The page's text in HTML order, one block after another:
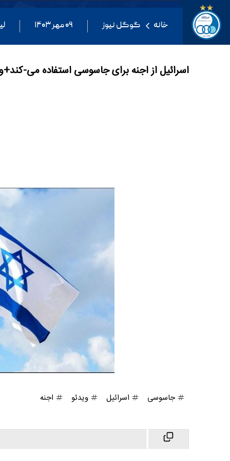
خانه گوگل نیوز ۰۹ مهر ۱۴۰۳
اسرائیل از اجنه برای جاسوسی استفاده می-
جاسوسی اسرائیل ویدئو اجنه